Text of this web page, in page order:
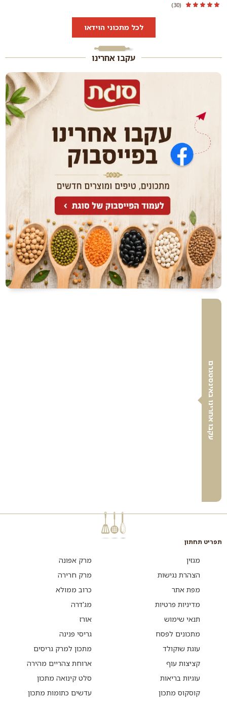
(30
)
לכל מתכוני הוידאו
עקבו אחרינו
עקבו אחרינו באינסטגרם
תפריט תחתון
מגזין
הצהרת נגישות
מפת אתר
מדיניות פרטיות
תנאי שימוש
מתכונים לפסח
עוגת שוקולד
קציצות עוף
עוגיות בריאות
קוסקוס מתכון
מרק אפונה
מרק חרירה
כרוב ממולא
מג'דרה
אורז
גריסי פנינה
מתכון למרק גריסים
ארוחת צהריים מהירה
סלט קינואה מתכון
עדשים כתומות מתכון